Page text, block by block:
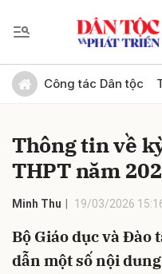
Công tác Dân tộc
Thông tin về
THPT năm
Minh Thu 19/03/2026
Bộ Giáo dục và Đào
dẫn một số nội
Gửi bình luận